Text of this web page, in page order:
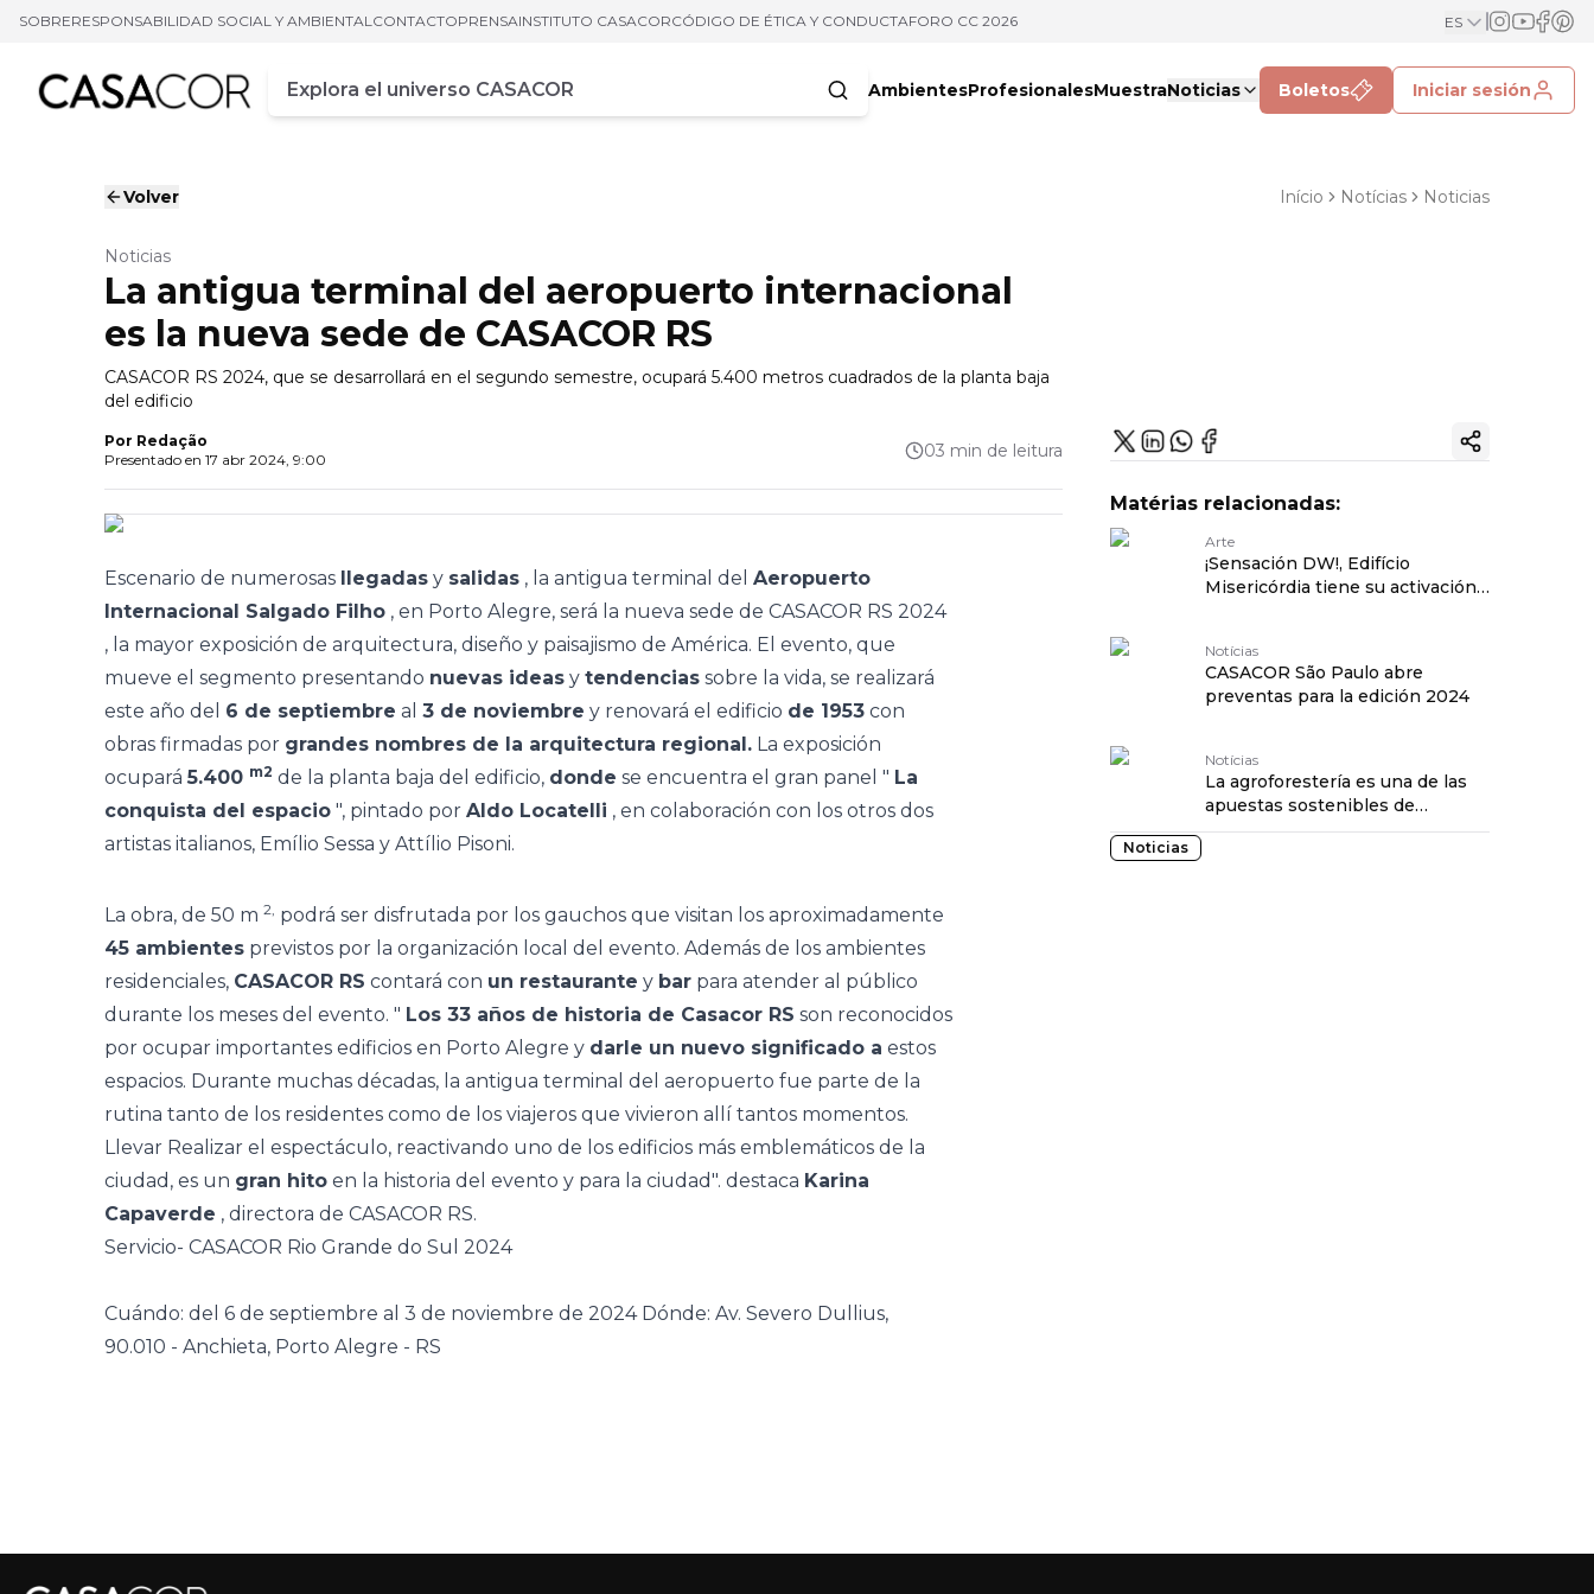
SOBRERESPONSABILIDAD SOCIAL Y AMBIENTALCONTACTOPRENSAINSTITUTO CASACORCÓDIGO DE ÉTICA Y CONDUCTAFORO CC 2026 ES
Campo de busca
Ingrese al menos tres caracteres
AmbientesProfesionalesMuestraNoticias Boletos Iniciar sesión
Volver Início Notícias Noticias
Noticias
La antigua terminal del aeropuerto internacional
es la nueva sede de CASACOR RS
CASACOR RS 2024, que se desarrollará en el segundo semestre, ocupará 5.400 metros cuadrados de la planta baja
del edificio
Por Redação
Presentado en 17 abr 2024, 9:00 03 min de leitura
Escenario de numerosas llegadas y salidas , la antigua terminal del Aeropuerto
Internacional Salgado Filho , en Porto Alegre, será la nueva sede de CASACOR RS 2024
, la mayor exposición de arquitectura, diseño y paisajismo de América. El evento, que
mueve el segmento presentando nuevas ideas y tendencias sobre la vida, se realizará
este año del 6 de septiembre al 3 de noviembre y renovará el edificio de 1953 con
obras firmadas por grandes nombres de la arquitectura regional. La exposición
ocupará5.400 m2 de la planta baja del edificio, donde se encuentra el gran panel " La
conquista del espacio ", pintado por Aldo Locatelli , en colaboración con los otros dos
artistas italianos, Emílio Sessa y Attílio Pisoni.
La obra, de 50 m 2, podrá ser disfrutada por los gauchos que visitan los aproximadamente
45 ambientes previstos por la organización local del evento. Además de los ambientes
residenciales, CASACOR RS contará con un restaurante y bar para atender al público
durante los meses del evento. " Los 33 años de historia de Casacor RS son reconocidos
por ocupar importantes edificios en Porto Alegre y darle un nuevo significado a estos
espacios. Durante muchas décadas, la antigua terminal del aeropuerto fue parte de la
rutina tanto de los residentes como de los viajeros que vivieron allí tantos momentos.
Llevar Realizar el espectáculo, reactivando uno de los edificios más emblemáticos de la
ciudad, es un gran hito en la historia del evento y para la ciudad". destaca Karina
Capaverde , directora de CASACOR RS.
Servicio- CASACOR Rio Grande do Sul 2024
Cuándo: del 6 de septiembre al 3 de noviembre de 2024 Dónde: Av. Severo Dullius,
90.010 - Anchieta, Porto Alegre - RS
Copiar enlace
Matérias relacionadas:
Arte
¡Sensación DW!, Edifício
Misericórdia tiene su activación
Notícias
CASACOR São Paulo abre
preventas para la edición 2024
Notícias
La agroforestería es una de las
apuestas sostenibles de
CASACOR Piauí 2024
Noticias